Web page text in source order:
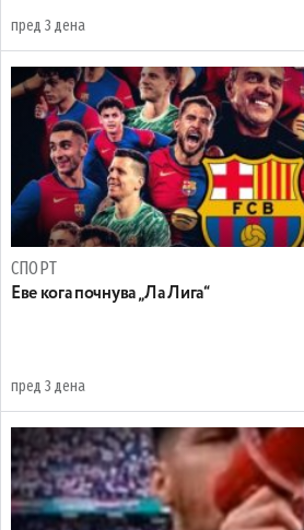
пред 3 дена
СПОРТ
Еве кога почнува „Ла Лига“
пред 3 дена